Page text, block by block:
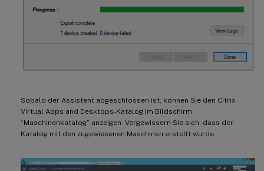
Sobald der Assistent abgeschlossen ist, können Sie den Citrix
Virtual Apps and Desktops-Katalog im Bildschirm
“Maschinenkatalog” anzeigen. Vergewissern Sie sich, dass der
Katalog mit den zugewiesenen Maschinen erstellt wurde.